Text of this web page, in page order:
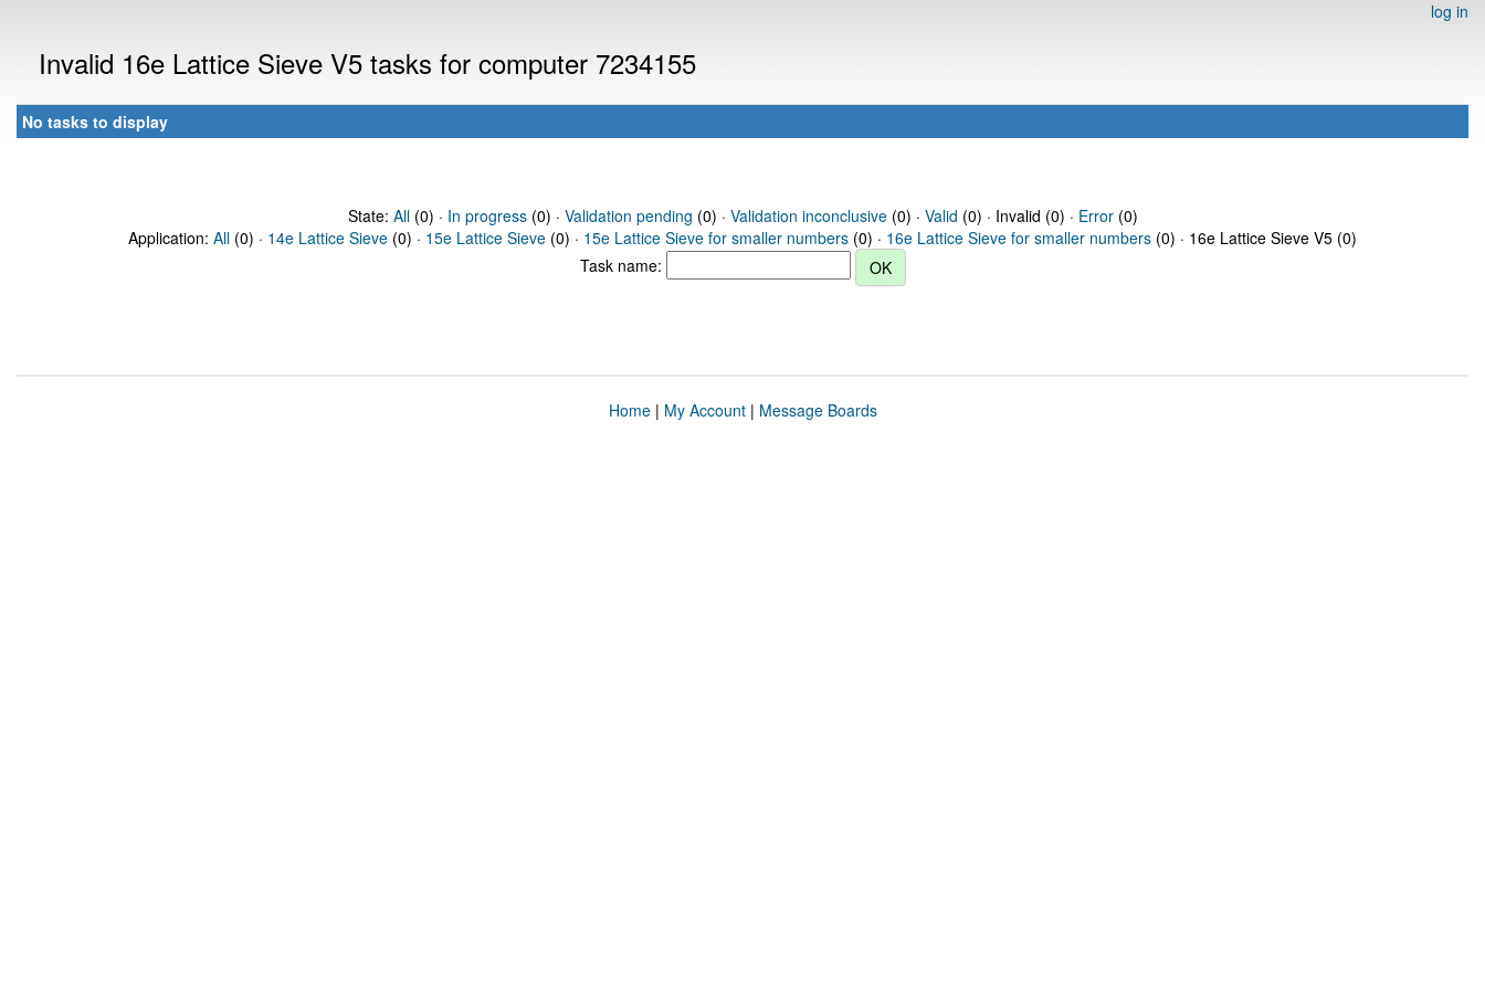
log in
Invalid 16e Lattice Sieve V5 tasks for computer 7234155
No tasks to display
State: All(0) · In progress(0) · Validation pending (0) · Validation inconclusive(0) · Valid (0) · Invalid (0) · Error(0)
Application: All (0) · 14e Lattice Sieve (0) · 15e Lattice Sieve (0) · 15e Lattice Sieve for smaller numbers (0) · 16e Lattice Sieve for smaller numbers (0) · 16e Lattice Sieve V5 (0)
Task name:
Home| My Account| Message Boards